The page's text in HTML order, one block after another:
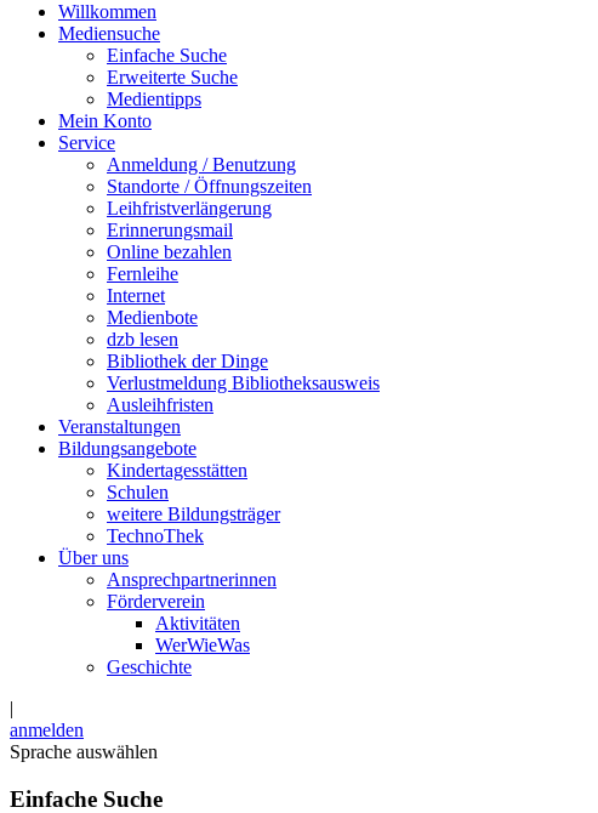
Willkommen
Mediensuche
Einfache Suche
Erweiterte Suche
Medientipps
Mein Konto
Service
Anmeldung / Benutzung
Standorte / Öffnungszeiten
Leihfristverlängerung
Erinnerungsmail
Online bezahlen
Fernleihe
Internet
Medienbote
dzb lesen
Bibliothek der Dinge
Verlustmeldung Bibliotheksausweis
Ausleihfristen
Veranstaltungen
Bildungsangebote
Kindertagesstätten
Schulen
weitere Bildungsträger
TechnoThek
Über uns
Ansprechpartnerinnen
Förderverein
Aktivitäten
WerWieWas
Geschichte
|
anmelden
Sprache auswählen
Einfache Suche